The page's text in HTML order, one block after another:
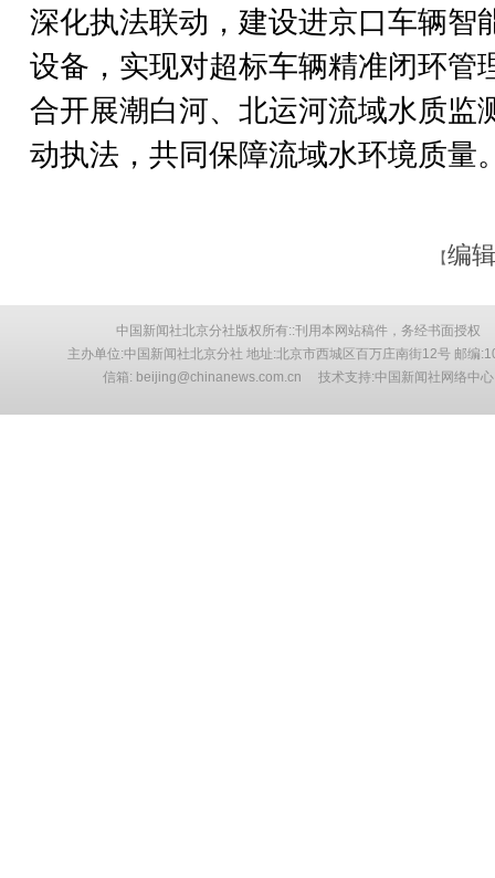
深化执法联动，建设进京口车辆智
设备，实现对超标车辆精准闭环管
合开展潮白河、北运河流域水质监
动执法，共同保障流域水环境质量
【编
中国新闻社北京分社版权所有::刊用本网站稿件，务经书面授权
主办单位:中国新闻社北京分社 地址:北京市西城区百万庄南街12号 邮编
信箱: beijing@chinanews.com.cn 技术支持:中国新闻社网络中心